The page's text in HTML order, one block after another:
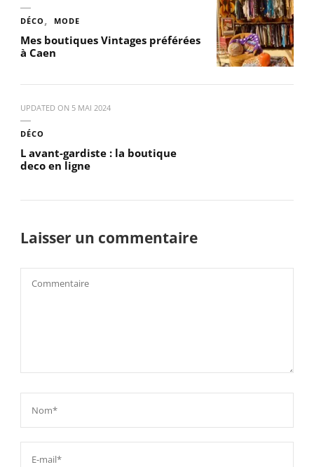
DÉCO MODE
Mes boutiques Vintages préférées
à Caen
UPDATED ON 5 MAI 2024
DÉCO
L avant-gardiste : la boutique
deco en ligne
Laisser un commentaire